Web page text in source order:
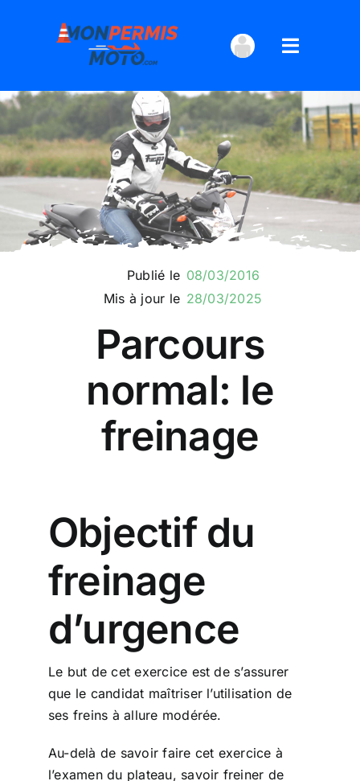
Toggle
Mes conseils
Contactez-moi
CONNEXION
Publié le
Mis à jour le
08/03/2016
28/03/2025
Parcours
normal: le
freinage
Objectif du
freinage
d’urgence
Le but de cet exercice est de s’assurer
que le candidat maîtriser l’utilisation de
ses freins à allure modérée.
Au-delà de savoir faire cet exercice à
l’examen du plateau, savoir freiner de